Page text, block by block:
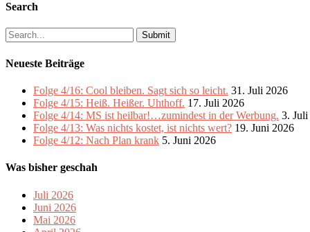
Search
Search
for:
Neueste Beiträge
Folge 4/16: Cool bleiben. Sagt sich so leicht. 31. Juli 2026
Folge 4/15: Heiß. Heißer. Uhthoff. 17. Juli 2026
Folge 4/14: MS ist heilbar!…zumindest in der Werbung. 3.
Folge 4/13: Was nichts kostet, ist nichts wert? 19. Juni 2026
Folge 4/12: Nach Plan krank 5. Juni 2026
Was bisher geschah
Juli 2026
Juni 2026
Mai 2026